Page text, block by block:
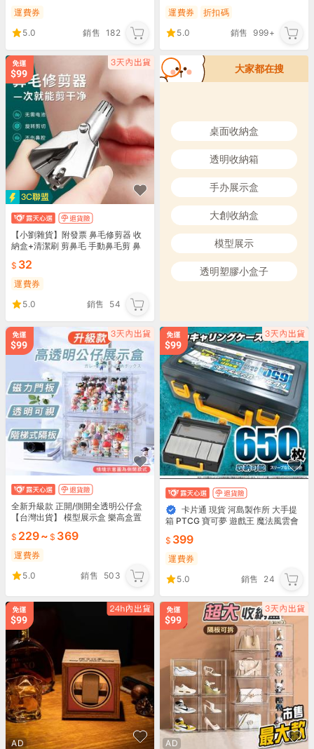
運費券
5.0
銷售 182
運費券
折扣碼
5.0
銷售 999+
【小劉雜貨】附發票 鼻毛修剪器 收
納盒+清潔刷 剪鼻毛 手動鼻毛剪 鼻
32
運費券
5.0
銷售 54
大家都在搜
桌面收納盒
透明收納箱
手办展示盒
大創收納盒
模型展示
透明塑膠小盒子
全新升級款 正開/側開全透明公仔盒
【台灣出貨】 模型展示盒 樂高盒置
0T229~ 369
運費券
5.0
銷售 503
卡片通 現貨 河島製作所 大手提
箱 PTCG 寶可夢 遊戲王 魔法風雲會
399
運費券
5.0
銷售 24
AD AD